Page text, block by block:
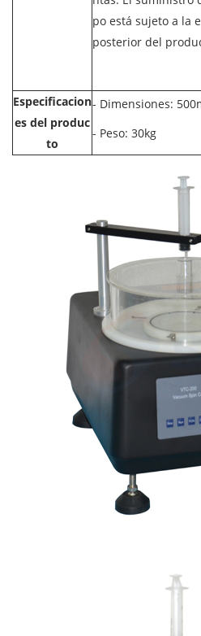
po está sujeto a la
posterior del
Especificacion
es del produc
to
- Dimensiones:
- Peso: 30kg